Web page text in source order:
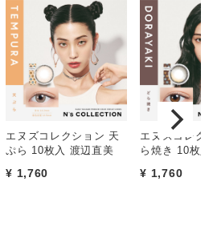
エヌズコレクション 天
ぷら 10枚入 渡辺直美
¥ 1,760
エヌズコレク
ら焼き 10枚
¥ 1,760